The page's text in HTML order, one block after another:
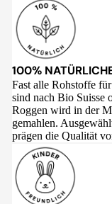
100%
Fast alle Rohstoffe
sind nach Bio Suisse
Roggen wird in der
gemahlen.
prägen die Qualität